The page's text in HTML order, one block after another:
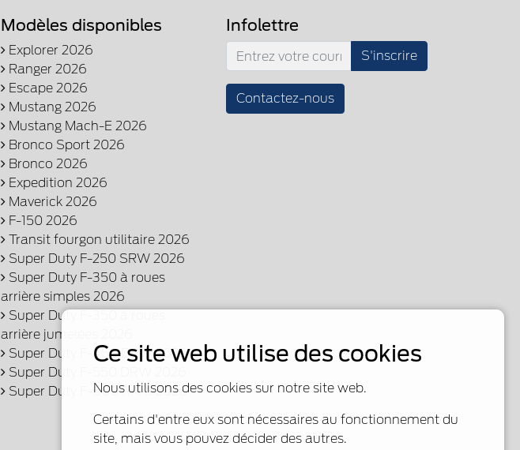
Modèles disponibles
Explorer 2026
Ranger 2026
Escape 2026
Mustang 2026
Mustang Mach-E 2026
Bronco Sport 2026
Bronco 2026
Expedition 2026
Maverick 2026
F-150 2026
Transit fourgon utilitaire 2026
Super Duty F-250 SRW 2026
Super Duty F-350 à roues
arrière simples 2026
Super Duty F-350 à roues
arrière jumelées 2026
Super Duty F-450 DRW 2026
Super Duty F-550 DRW 2026
Super Duty F-600 RARJ 2026
Infolettre
S'inscrire
Contactez-nous
Ce site web utilise des cookies
Nous utilisons des cookies sur notre site web.
Certains d'entre eux sont nécessaires au fonctionnement du
site, mais vous pouvez décider des autres.